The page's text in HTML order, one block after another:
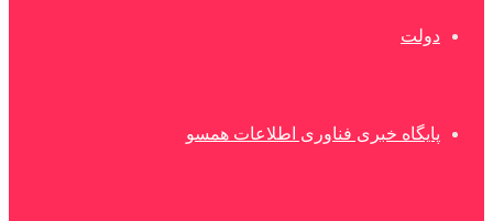
دولت
پایگاه خبری فناوری اطلاعات همسو